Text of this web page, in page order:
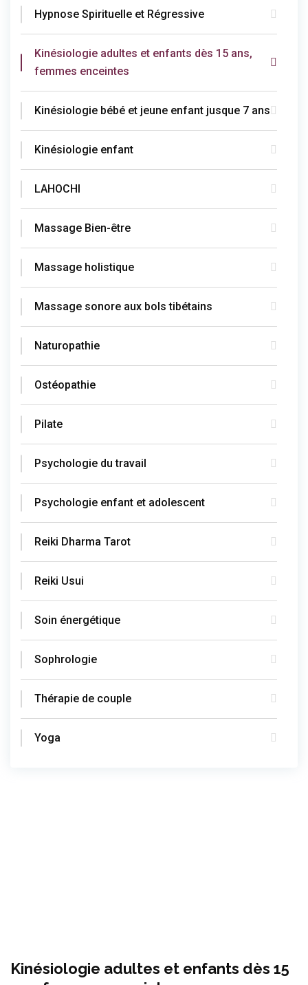
Hypnose Spirituelle et Régressive
Kinésiologie adultes et enfants dès 15 ans,
femmes enceintes
Kinésiologie bébé et jeune enfant jusque 7 ans
Kinésiologie enfant
LAHOCHI
Massage Bien-être
Massage holistique
Massage sonore aux bols tibétains
Naturopathie
Ostéopathie
Pilate
Psychologie du travail
Psychologie enfant et adolescent
Reiki Dharma Tarot
Reiki Usui
Soin énergétique
Sophrologie
Thérapie de couple
Yoga
Kinésiologie adultes et enfants dès 15